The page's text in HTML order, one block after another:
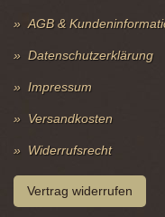
AGB &
Datenschutzerklärung
Impressum
Versandkosten
Widerrufsrecht
Vertrag widerrufen